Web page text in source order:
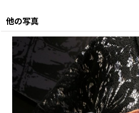
他の写真